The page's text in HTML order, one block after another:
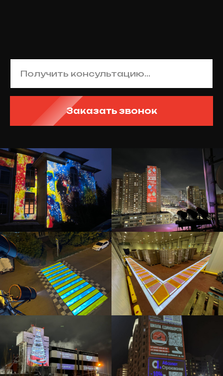
Заказать звонок